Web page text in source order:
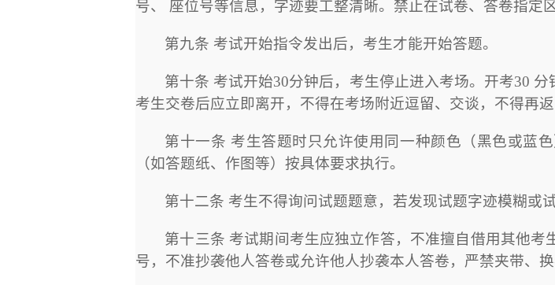
号、 座位号等信息，字迹要工整清晰。禁止在试卷、答卷指定
第九条 考试开始指令发出后，考生才能开始答题。
第十条 考试开始30分钟后，考生停止进入考场。开考30 分
考生交卷后应立即离开，不得在考场附近逗留、交谈，不得再返
第十一条 考生答题时只允许使用同一种颜色（黑色或蓝
（如答题纸、作图等）按具体要求执行。
第十二条 考生不得询问试题题意，若发现试题字迹模糊或
第十三条 考试期间考生应独立作答，不准擅自借用其他
号，不准抄袭他人答卷或允许他人抄袭本人答卷，严禁夹带、